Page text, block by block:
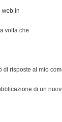
web in
volta che
di risposte al mio
di un